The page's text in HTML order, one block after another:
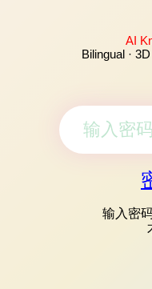
AI
Bilingual ·
输入密